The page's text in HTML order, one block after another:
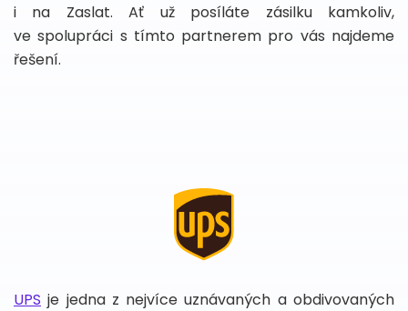
i na Zaslat. Ať už posíláte zásilku kamkoliv,
ve spolupráci s tímto partnerem pro vás najdeme
řešení.
UPS je jedna z nejvíce uznávaných a obdivovaných